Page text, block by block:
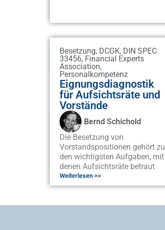
Besetzung, DCGK, DIN SPEC
33456, Financial Experts
Association,
Personalkompetenz
Eignungsdiagnostik
für Aufsichtsräte und
Vorstände
Bernd Schichold
Die Besetzung von
Vorstandspositionen gehört zu
den wichtigsten Aufgaben, mit
denen Aufsichtsräte betraut
Weiterlesen >>